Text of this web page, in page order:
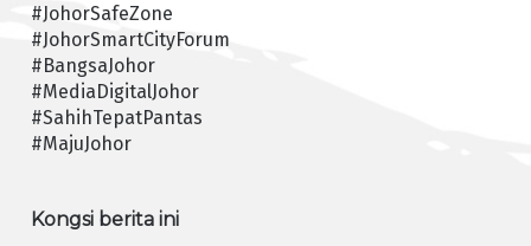
#JohorSafeZone
#JohorSmartCityForum
#BangsaJohor
#MediaDigitalJohor
#SahihTepatPantas
#MajuJohor
Kongsi berita ini